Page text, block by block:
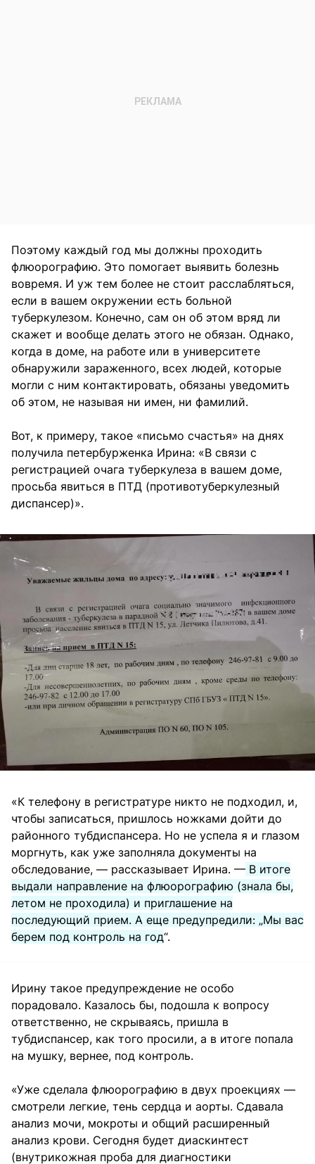
Поэтому каждый год мы должны проходить
флюорографию. Это помогает выявить болезнь
вовремя. И уж тем более не стоит расслабляться,
если в вашем окружении есть больной
туберкулезом. Конечно, сам он об этом вряд ли
скажет и вообще делать этого не обязан. Однако,
когда в доме, на работе или в университете
обнаружили зараженного, всех людей, которые
могли с ним контактировать, обязаны уведомить
об этом, не называя ни имен, ни фамилий.
Вот, к примеру, такое «письмо счастья» на днях
получила петербурженка Ирина: «В связи с
регистрацией очага туберкулеза в вашем доме,
просьба явиться в ПТД (противотуберкулезный
диспансер)».
«К телефону в регистратуре никто не подходил, и,
чтобы записаться, пришлось ножками дойти до
районного тубдиспансера. Но не успела я и глазом
моргнуть, как уже заполняла документы на
обследование, — рассказывает Ирина. — В итоге
выдали направление на флюорографию (знала бы,
летом не проходила) и приглашение на
последующий прием. А еще предупредили: „Мы вас
берем под контроль на год“.
Ирину такое предупреждение не особо
порадовало. Казалось бы, подошла к вопросу
ответственно, не скрываясь, пришла в
тубдиспансер, как того просили, а в итоге попала
на мушку, вернее, под контроль.
«Уже сделала флюорографию в двух проекциях —
смотрели легкие, тень сердца и аорты. Сдавала
анализ мочи, мокроты и общий расширенный
анализ крови. Сегодня будет диаскинтест
(внутрикожная проба для диагностики